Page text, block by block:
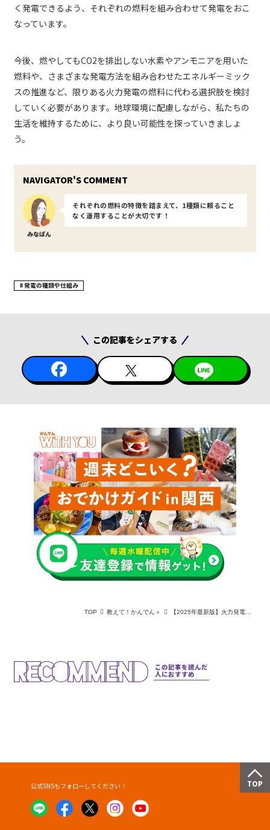
く発電できるよう、それぞれの燃料を組み合わせて発電をおこ
なっています。
今後、燃やしてもCO2を排出しない水素やアンモニアを用いた
燃料や、さまざまな発電方法を組み合わせたエネルギーミック
スの推進など、限りある火力発電の燃料に代わる選択肢を検討
していく必要があります。地球環境に配慮しながら、私たちの
生活を維持するために、より良い可能性を探っていきましょ
う。
みなぱん
それぞれの燃料の特徴を踏まえて、1種類に頼ること
なく運用することが大切です！
発電の種類や仕組み
この記事をシェアする
TOP 教えて！かんでん＋ 【2025年最新版】火力発電の燃料別発電量を円グラフで分かりやすく解説！日本の電源構成比も徹底比較
この記事を読んだ
人におすすめ
公式SNSもフォローしてください！